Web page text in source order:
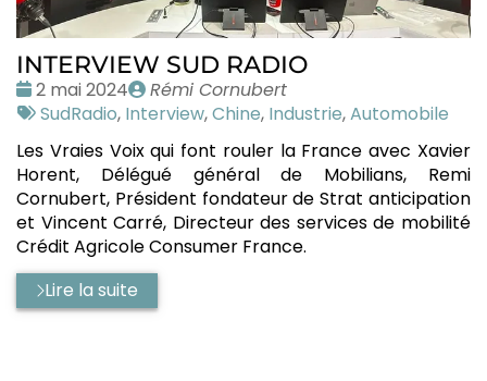
INTERVIEW SUD RADIO
Date
:
2 mai 2024
Publié
par
Rémi Cornubert
Tags
SudRadio, Interview,Chine, Industrie,Automobile
Les Vraies Voix qui font rouler la France avec Xavier
Horent, Délégué général de Mobilians, Remi
Cornubert, Président fondateur de Strat anticipation
et Vincent Carré, Directeur des services de mobilité
Crédit Agricole Consumer France.
Lire la suite